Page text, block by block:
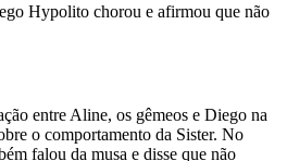
Hypolito chorou e afirmou que não
entre Aline, os gêmeos e Diego na
o comportamento da Sister. No
falou da musa e disse que não